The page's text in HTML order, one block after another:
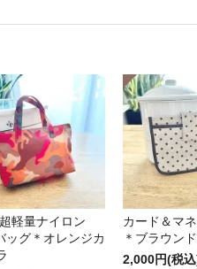
超軽量ナイロン
ッグ＊オレンジカ
カード＆マ
＊ブラウン
2,000円(税